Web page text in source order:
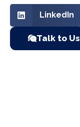
LinkedIn
Talk to Us